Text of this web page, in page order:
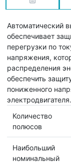
Автоматический
обеспечивает
перегрузки по
напряжения,
распределения
обеспечить
пониженного
электродвигателя.
Количество
полюсов
Наибольший
номинальный